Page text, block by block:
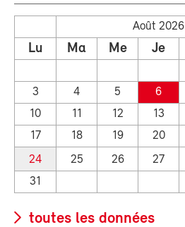
Août 2026
Lu Ma Me Je
3
4 5 6
10
11 12 13
17
18 19 20
24
25 26 27
31
toutes les données